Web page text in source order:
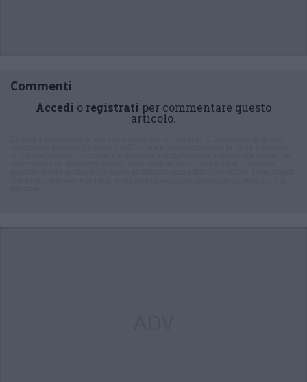
Commenti
Accedi o registrati per commentare questo
articolo.